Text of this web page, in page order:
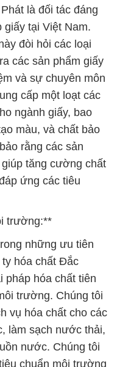
là đối tác đáng
giấy tại Việt Nam.
đòi hỏi các loại
các sản phẩm giấy
và sự chuyên môn
cấp một loạt các
ngành giấy, bao
màu, và chất bảo
rằng các sản
tăng cường chất
ứng các tiêu
trường:**
những ưu tiên
ty hóa chất Đắc
pháp hóa chất tiên
trường. Chúng tôi
vụ hóa chất cho các
làm sạch nước thải,
nước. Chúng tôi
chuẩn môi trường